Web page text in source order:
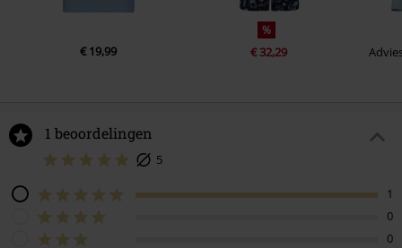
€ 19,99
%
€ 32,29
1 beoordelingen
5
1
0
0